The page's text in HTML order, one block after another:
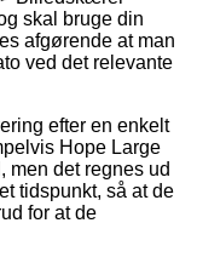
skal bruge din
afgørende at man
ved det relevante
efter en enkelt
Hope Large
men det regnes ud
tidspunkt, så at de
for at de